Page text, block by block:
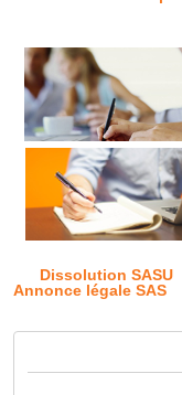
Dissolution SASU
Annonce légale SAS